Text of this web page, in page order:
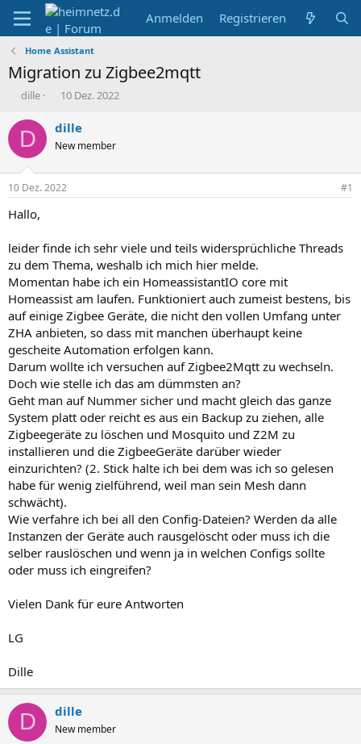
Anmelden Registrieren
Home Assistant
Migration zu Zigbee2mqtt
E
s
e
r
dille
E
s
e
l
t
10 Dez. 2022
D dille
New member
10 Dez. 2022 #1
Hallo,
leider finde ich sehr viele und teils widersprüchliche Threads
zu dem Thema, weshalb ich mich hier melde.
Momentan habe ich ein HomeassistantIO core mit
Homeassist am laufen. Funktioniert auch zumeist bestens, bis
auf einige Zigbee Geräte, die nicht den vollen Umfang unter
ZHA anbieten, so dass mit manchen überhaupt keine
gescheite Automation erfolgen kann.
Darum wollte ich versuchen auf Zigbee2Mqtt zu wechseln.
Doch wie stelle ich das am dümmsten an?
Geht man auf Nummer sicher und macht gleich das ganze
System platt oder reicht es aus ein Backup zu ziehen, alle
Zigbeegeräte zu löschen und Mosquito und Z2M zu
installieren und die ZigbeeGeräte darüber wieder
einzurichten? (2. Stick halte ich bei dem was ich so gelesen
habe für wenig zielführend, weil man sein Mesh dann
schwächt).
Wie verfahre ich bei all den Config-Dateien? Werden da alle
Instanzen der Geräte auch rausgelöscht oder muss ich die
selber rauslöschen und wenn ja in welchen Configs sollte
oder muss ich eingreifen?
Vielen Dank für eure Antworten
LG
Dille
D dille
New member